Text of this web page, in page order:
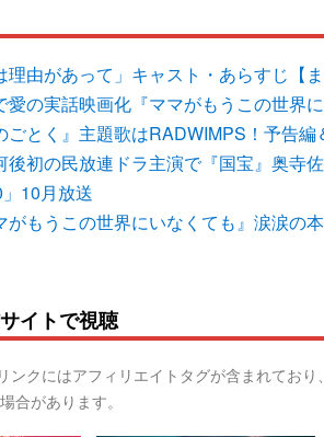
理由があって」キャスト・あらすじ【ま
愛の実話映画化『ママがもうこの世界
ごとく』主題歌はRADWIMPS！予告編
後初の民放連ドラ主演で『国宝』奥寺
10月放送
がもうこの世界にいなくても』涙涙の
イトで視聴
ンクにはアフィリエイトタグが含まれてお
合があります。